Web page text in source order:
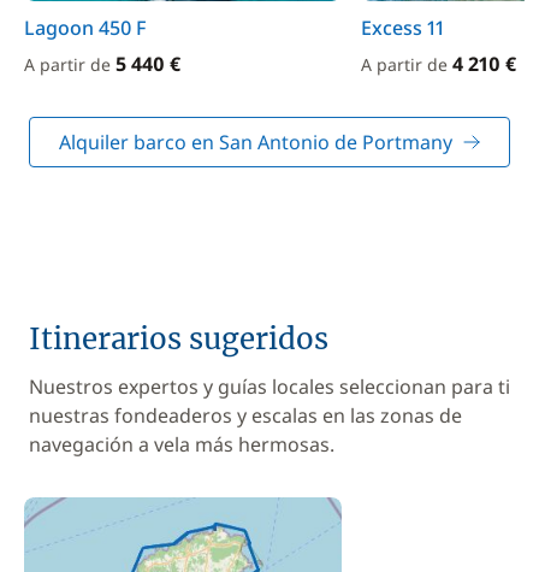
Lagoon 450 F
A partir de 5 440 €
Excess 11
A partir de 4 210 €
Alquiler barco en San Antonio de Portmany
Itinerarios sugeridos
Nuestros expertos y guías locales seleccionan para ti
nuestras fondeaderos y escalas en las zonas de
navegación a vela más hermosas.